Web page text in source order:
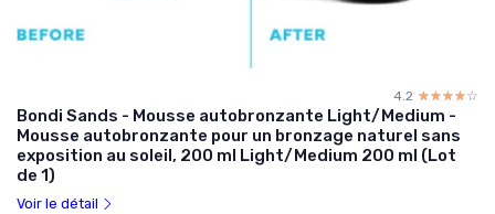
4.2 ☆☆☆☆☆
★★★★★
Bondi Sands - Mousse autobronzante Light/Medium -
Mousse autobronzante pour un bronzage naturel sans
exposition au soleil, 200 ml Light/Medium 200 ml (Lot
de 1)
Voir le détail